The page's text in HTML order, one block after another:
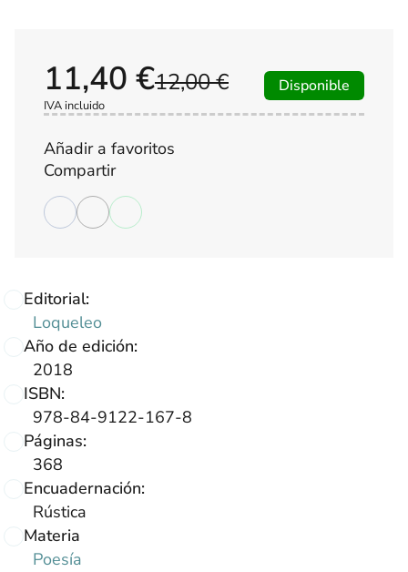
Editorial:
Loqueleo
Año de edición:
2018
ISBN:
978-84-9122-167-8
Páginas:
368
Encuadernación:
Rústica
Materia
Poesía
12,00 €
11,40 €
IVA incluido
Disponible
Añadir a favoritos
Compartir